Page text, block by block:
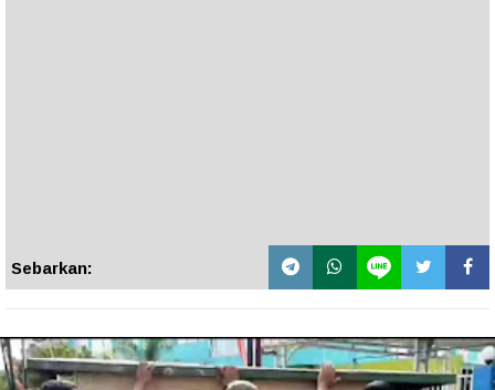
Sebarkan: